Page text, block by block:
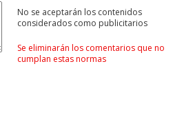
No se aceptarán los contenidos
considerados como publicitarios
Se eliminarán los comentarios que no
cumplan estas normas